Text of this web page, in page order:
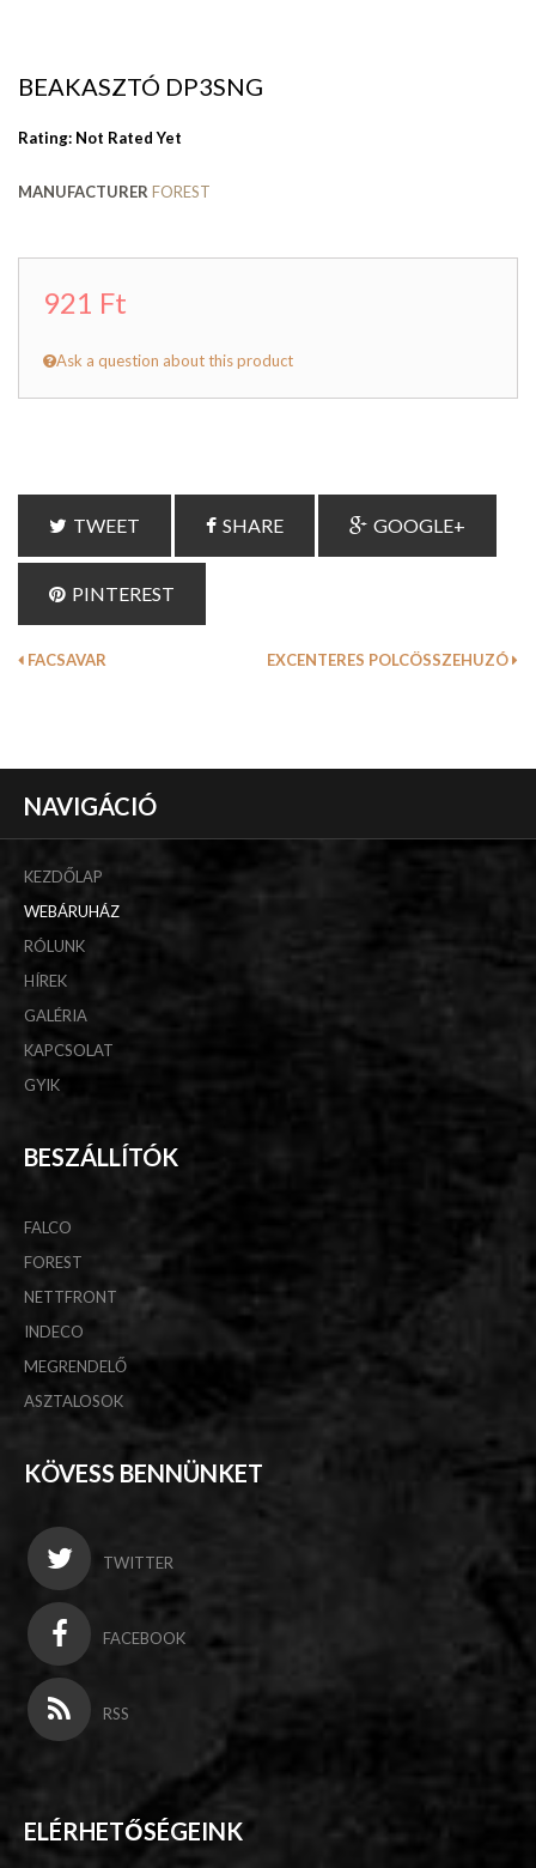
BEAKASZTÓ DP3SNG
Rating: Not Rated Yet
MANUFACTURER FOREST
921 Ft
Ask a question about this product
TWEET SHARE GOOGLE+
PINTEREST
FACSAVAR EXCENTERES POLCÖSSZEHUZÓ
NAVIGÁCIÓ
KEZDŐLAP
WEBÁRUHÁZ
RÓLUNK
HÍREK
GALÉRIA
KAPCSOLAT
GYIK
BESZÁLLÍTÓK
FALCO
FOREST
NETTFRONT
INDECO
MEGRENDELŐ
ASZTALOSOK
KÖVESS BENNÜNKET
TWITTER
FACEBOOK
RSS
ELÉRHETŐSÉGEINK